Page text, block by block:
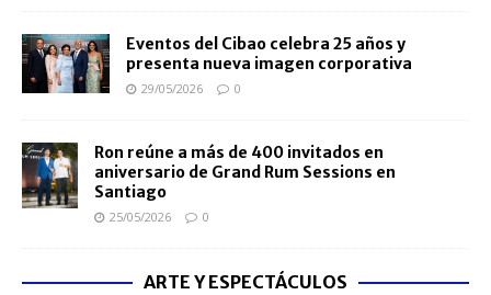
Eventos del Cibao celebra 25 años y
presenta nueva imagen corporativa
29/05/2026 0
Ron reúne a más de 400 invitados en
aniversario de Grand Rum Sessions en
Santiago
25/05/2026 0
ARTE Y ESPECTÁCULOS